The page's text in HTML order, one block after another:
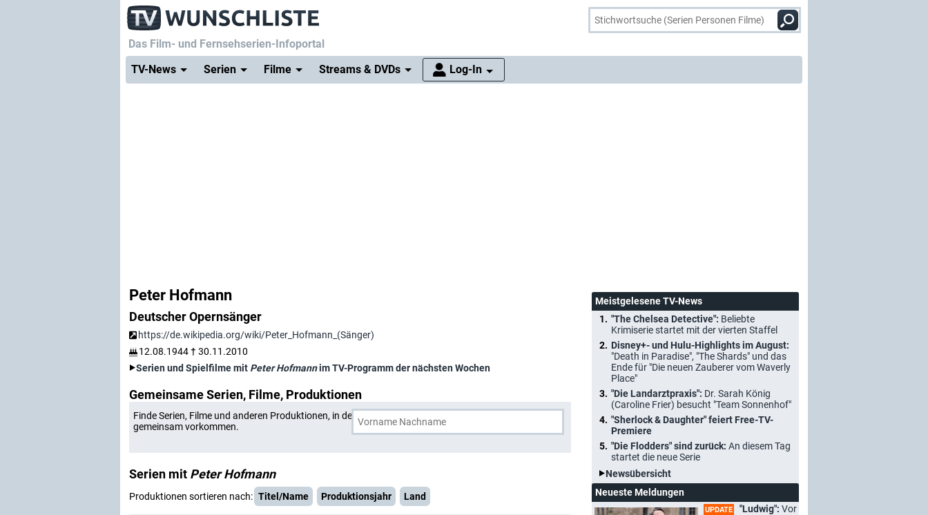
Das Film- und Fernsehserien-Infoportal
TV-News
Serien Filme Streams & DVDs Log-In
Peter Hofmann
Deutscher Opernsänger
https://de.wikipedia.org/wiki/Peter_Hofmann_(Sänger)
12.08.1944 † 30.11.2010
Serien und Spielfilme mit Peter Hofmannim TV-Programm der nächsten Wochen
Gemeinsame Serien, Filme, Produktionen
Finde Serien, Filme und anderen Produktionen, in denen Peter Hofmann
gemeinsam vorkommen.
Serien mit Peter Hofmann
Produktionen sortieren nach: Titel/Name Produktionsjahr Land
Meistgelesene TV-News
"The Chelsea Detective": Beliebte
Krimiserie startet mit der vierten Staffel
Disney+- und Hulu-Highlights im August:
"Death in Paradise", "The Shards" und das
Ende für "Die neuen Zauberer vom Waverly
Place"
"Die Landarztpraxis": Dr. Sarah König
(Caroline Frier) besucht "Team Sonnenhof"
"Sherlock & Daughter" feiert Free-TV-
Premiere
"Die Flodders" sind zurück: An diesem Tag
startet die neue Serie
Newsübersicht
Neueste Meldungen
UPDATE "Ludwig": Vor